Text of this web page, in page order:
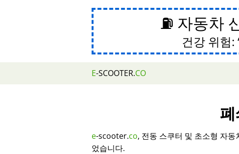
⛽ 자동차
건강 위험:
E-SCOOTER.CO
e-scooter.co, 전동 스쿠터 및 초소형 자
었습니다.